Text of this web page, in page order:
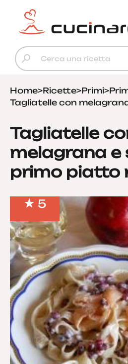
Home>Ricette>Primi>
Tagliatelle con
Tagliatelle
melagrana e
primo piatto
5